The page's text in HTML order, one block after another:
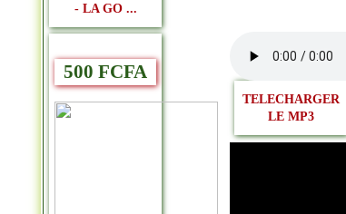
- LA GO ...
500 FCFA
TELECHARGER
LE MP3